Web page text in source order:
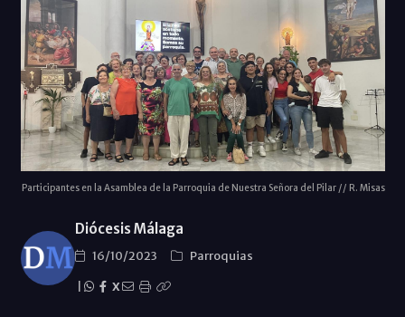
Participantes en la Asamblea de la Parroquia de Nuestra Señora del Pilar // R. Misas
Diócesis Málaga
16/10/2023
Parroquias
X